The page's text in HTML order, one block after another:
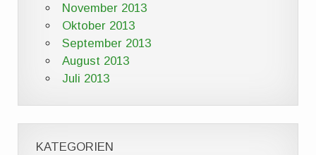
November 2013
Oktober 2013
September 2013
August 2013
Juli 2013
KATEGORIEN